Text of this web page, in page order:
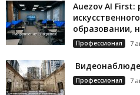
Auezov AI
образовании,
Профессионал 7
Профессионал 7